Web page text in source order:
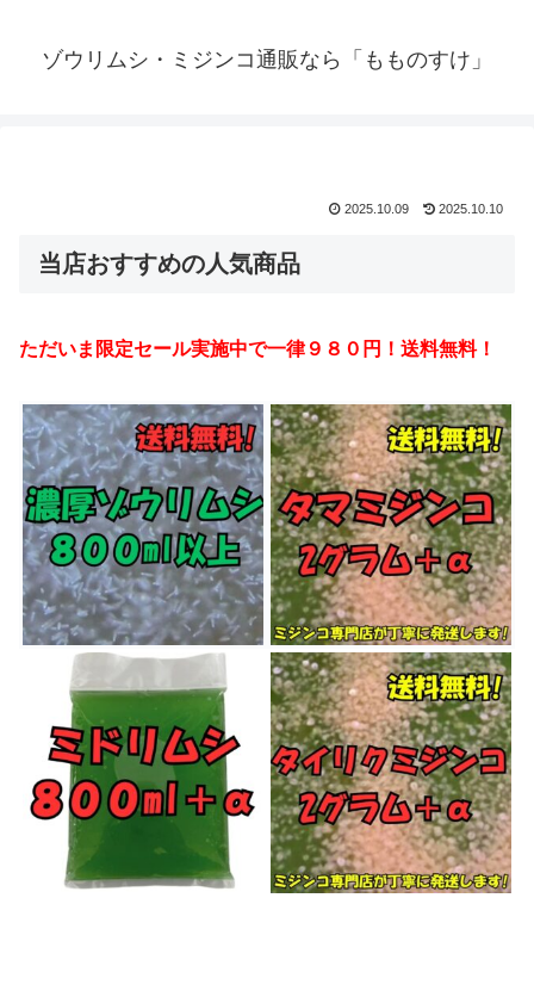
ゾウリムシ・ミジンコ通販なら「もものすけ」
2025.10.09 2025.10.10
当店おすすめの人気商品
ただいま限定セール実施中で一律９８０円！送料無料！